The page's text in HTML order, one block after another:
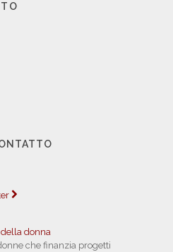
donna
che finanzia progetti